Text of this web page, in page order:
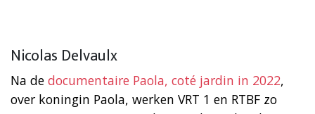
Nicolas Delvaulx
Na de documentaire Paola, coté jardin in 2022,
over koningin Paola, werken VRT 1 en RTBF zo